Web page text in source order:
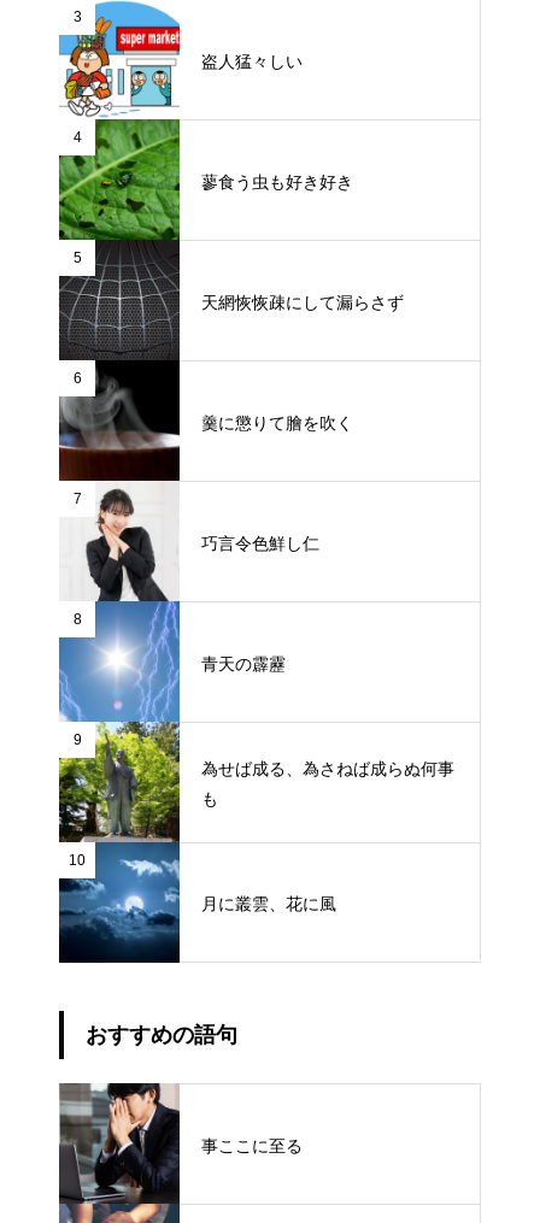
3
盗人猛々しい
4
蓼食う虫も好き好き
5
天網恢恢疎にして漏らさず
6
羹に懲りて膾を吹く
7
巧言令色鮮し仁
8
青天の霹靂
9
為せば成る、為さねば成らぬ何事
も
10
月に叢雲、花に風
おすすめの語句
事ここに至る